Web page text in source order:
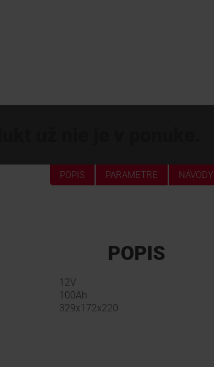
POPIS PARAMETRE NÁVODY
POPIS
12V
100Ah
329x172x220